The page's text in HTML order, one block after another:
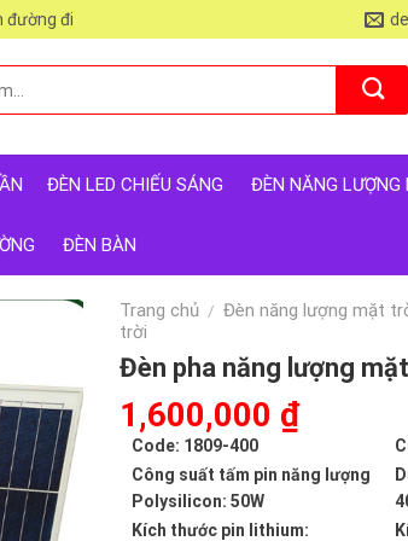
đường đi
ĐÈN LED CHIẾU SÁNG ĐÈN NĂNG LƯỢNG
ĐÈN BÀN
Trang chủ / Đèn năng lượng mặt
trời
Đèn pha năng lượng
Giá
gốc
là:
3,396,000 ₫.
1,600,000 ₫Giá
tại
Code: 1809-400
Công suất tấm pin năng lượng
Polysilicon: 50W
Kích thước pin lithium: